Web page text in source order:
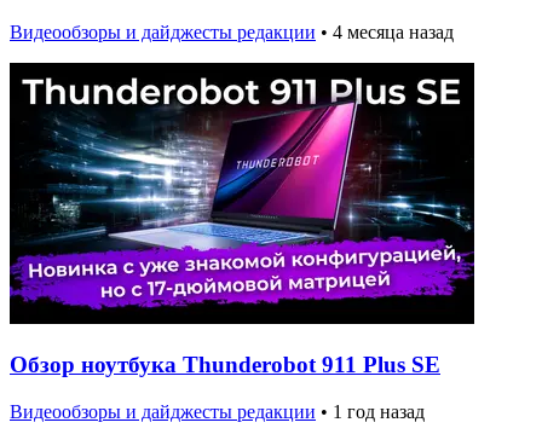
Видеообзоры и дайджесты редакции • 4 месяца назад
Обзор ноутбука Thunderobot 911 Plus SE
Видеообзоры и дайджесты редакции • 1 год назад